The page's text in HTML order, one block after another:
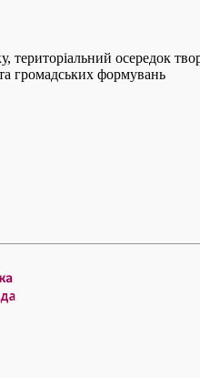
осередок
громадських формувань